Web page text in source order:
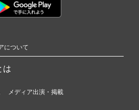
について
は
メディア出演・掲載